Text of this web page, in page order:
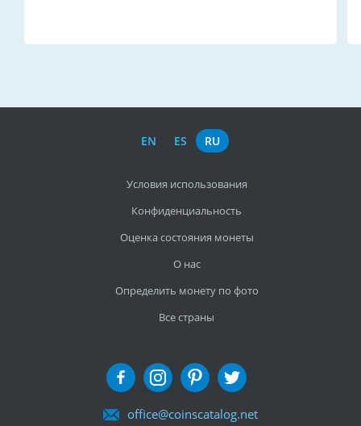
EN ES RU
Условия использования
Конфиденциальность
Оценка состояния монеты
О нас
Определить монету по фото
Все страны
office@coinscatalog.net